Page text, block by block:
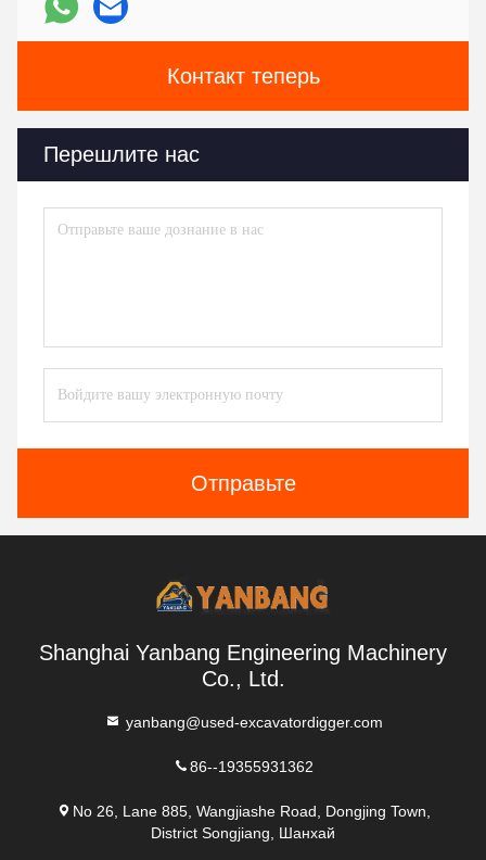
Контакт теперь
Перешлите нас
Отправьте
Shanghai Yanbang Engineering Machinery
Co., Ltd.
yanbang@used-excavatordigger.com
86--19355931362
No 26, Lane 885, Wangjiashe Road, Dongjing Town,
District Songjiang, Шанхай